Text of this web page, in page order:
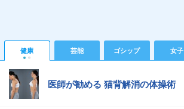
健康 芸能 ゴシップ 女子
医師が勧める 猫背解消の体操術